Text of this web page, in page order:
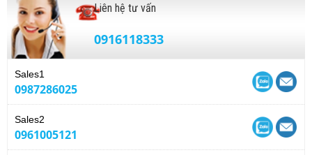
Liên hệ tư vấn
0916118333
Sales1
0987286025
Sales2
0961005121